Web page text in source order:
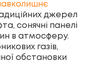
джерел
сонячні панелі
в атмосферу.
газів,
обстановки